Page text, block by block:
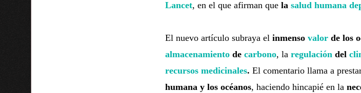
Lancet, en el que afirman que la salud humana
El nuevo artículo subraya el inmenso valorde los
almacenamientode carbono, la regulacióndel
recursos medicinales. El comentario llama a
humana y los océanos, haciendo hincapié en la